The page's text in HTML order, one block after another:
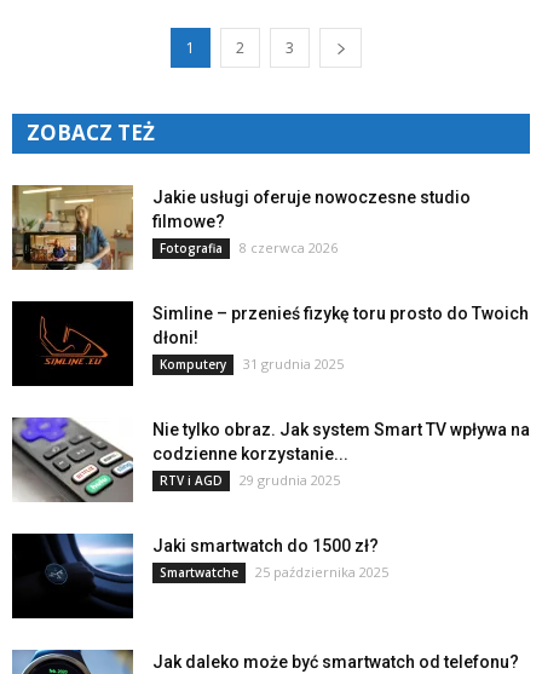
1 2 3
ZOBACZ TEŻ
Jakie usługi oferuje nowoczesne studio
filmowe?
Fotografia 8 czerwca 2026
Simline – przenieś fizykę toru prosto do Twoich
dłoni!
Komputery 31 grudnia 2025
Nie tylko obraz. Jak system Smart TV wpływa na
codzienne korzystanie...
RTV i AGD 29 grudnia 2025
Jaki smartwatch do 1500 zł?
Smartwatche 25 października 2025
Jak daleko może być smartwatch od telefonu?